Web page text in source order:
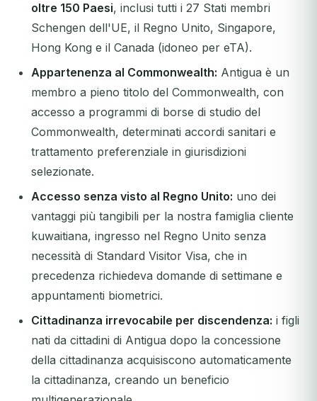
oltre 150 Paesi, inclusi tutti i 27 Stati membri
Schengen dell'UE, il Regno Unito, Singapore,
Hong Kong e il Canada (idoneo per eTA).
Appartenenza al Commonwealth: Antigua è un
membro a pieno titolo del Commonwealth, con
accesso a programmi di borse di studio del
Commonwealth, determinati accordi sanitari e
trattamento preferenziale in giurisdizioni
selezionate.
Accesso senza visto al Regno Unito: uno dei
vantaggi più tangibili per la nostra famiglia cliente
kuwaitiana, ingresso nel Regno Unito senza
necessità di Standard Visitor Visa, che in
precedenza richiedeva domande di settimane e
appuntamenti biometrici.
Cittadinanza irrevocabile per discendenza: i figli
nati da cittadini di Antigua dopo la concessione
della cittadinanza acquisiscono automaticamente
la cittadinanza, creando un beneficio